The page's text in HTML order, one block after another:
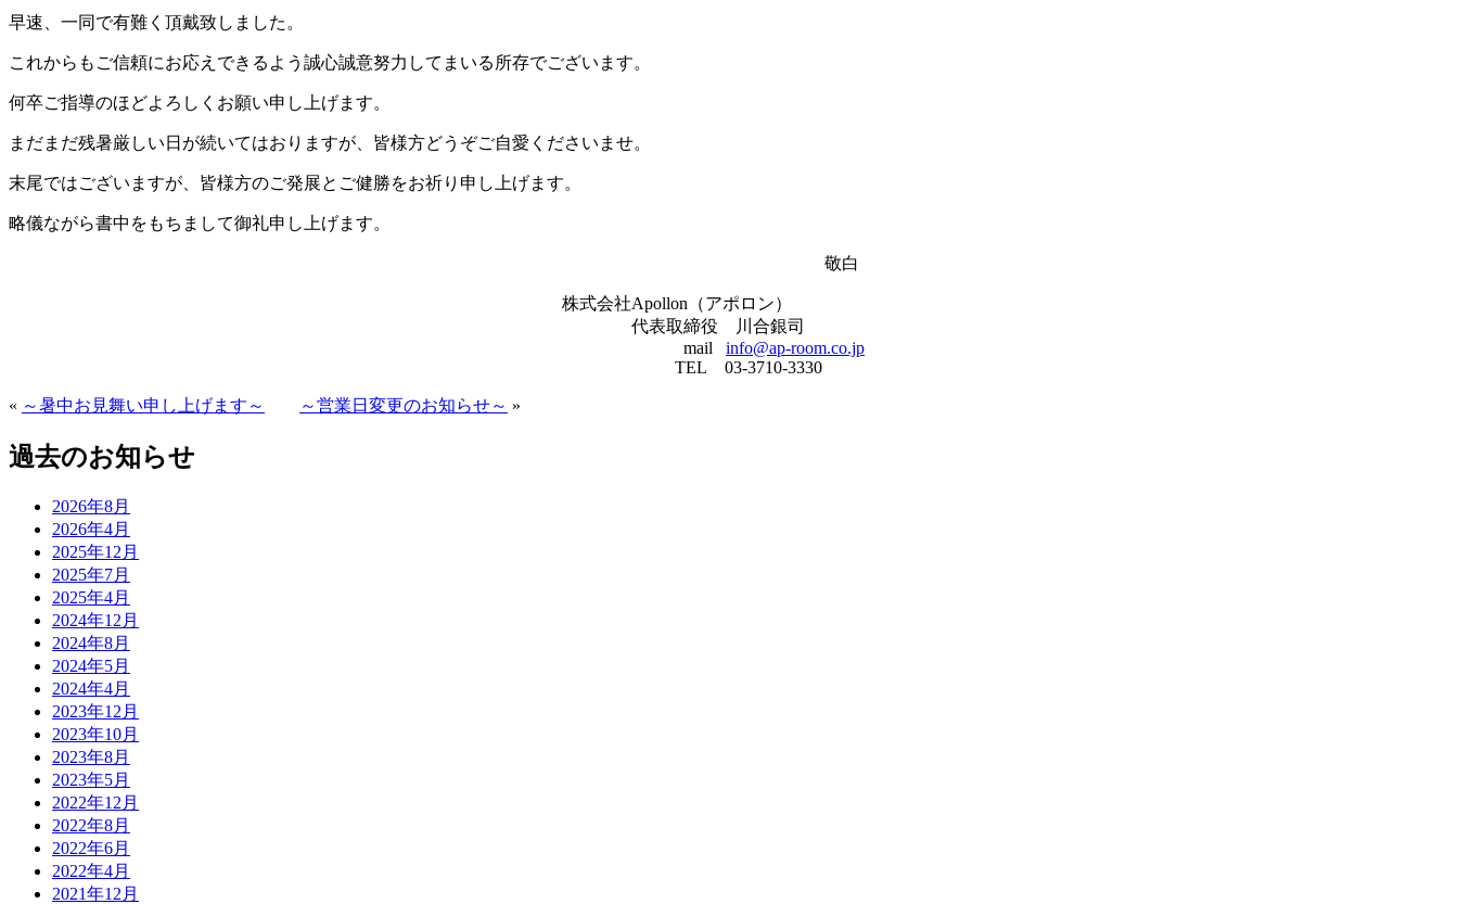
早速、一同で有難く頂戴致しました。
これからもご信頼にお応えできるよう誠心誠意努力してまいる所存でございます。
何卒ご指導のほどよろしくお願い申し上げます。
まだまだ残暑厳しい日が続いてはおりますが、皆様方どうぞご自愛くださいませ。
末尾ではございますが、皆様方のご発展とご健勝をお祈り申し上げます。
略儀ながら書中をもちまして御礼申し上げます。
敬白
株式会社Apollon（アポロン）
代表取締役 川合銀司
mail info@ap-room.co.jp
TEL 03-3710-3330
« ～暑中お見舞い申し上げます～ ～営業日変更のお知らせ～ »
過去のお知らせ
2026年8月
2026年4月
2025年12月
2025年7月
2025年4月
2024年12月
2024年8月
2024年5月
2024年4月
2023年12月
2023年10月
2023年8月
2023年5月
2022年12月
2022年8月
2022年6月
2022年4月
2021年12月